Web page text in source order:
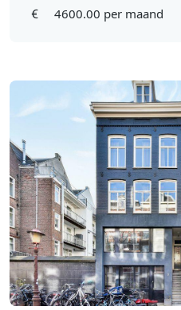
4600.00 per maand